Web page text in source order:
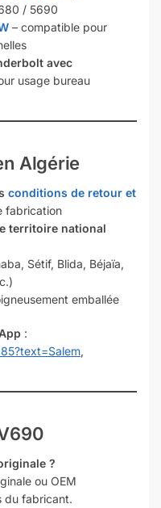
/ 5690
– compatible pour
avec
usage bureau
Algérie
conditions de retour et
fabrication
territoire national
Sétif, Blida, Béjaïa,
emballée
:
,
?
ou OEM
du fabricant.